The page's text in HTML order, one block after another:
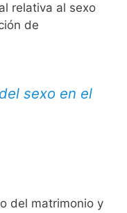
relativa al sexo
de
sexo en el
del matrimonio y